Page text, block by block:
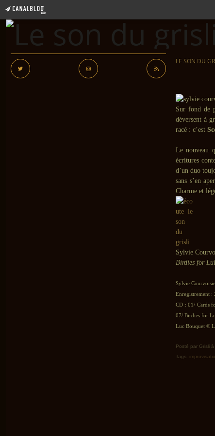
LE SON DU
Sur fond de
déversent à
racé : c’est
Le nouveau
écritures
d’un duo
sans s’en
Charme et
Sylvie
Birdies for
Sylvie
Enregistrement :
CD : 01/ Cards
07/ Birdies for
Luc Bouquet ©
Posté par Grisli
Tags: